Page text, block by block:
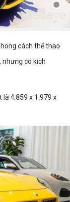
cách thể thao
nhưng có kích
là 4.859 x 1.979 x